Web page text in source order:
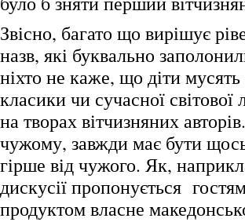
Звісно, багато що вирішує
назв, які буквально
ніхто не каже, що діти
класики чи сучасної світової
на творах вітчизняних
чужому, завжди має бути
гірше від чужого. Як,
дискусії пропонується
продуктом власне